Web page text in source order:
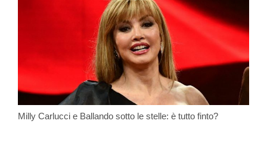
Milly Carlucci e Ballando sotto le stelle: è tutto finto?